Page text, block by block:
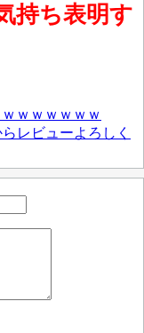
持ち表明す
ｗｗｗｗｗｗ
レビューよろしく